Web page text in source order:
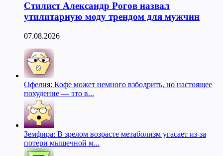
Стилист Александр Рогов назвал
утилитарную моду трендом для мужчин
07.08.2026
Офелия: Кофе может немного взбодрить, но настоящее
похудение — это в...
Земфира: В зрелом возрасте метаболизм угасает из-за
потери мышечной м...